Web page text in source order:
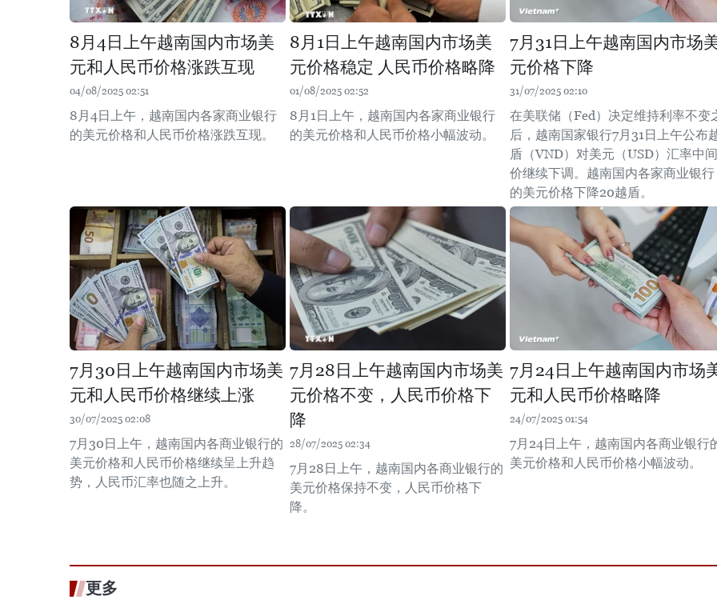
8月4日上午越南国内市场美
元和人民币价格涨跌互现
04/08/2025 02:51
8月4日上午，越南国内各家商业银行
的美元价格和人民币价格涨跌互现。
8月1日上午越南国内市场美
元价格稳定 人民币价格略降
01/08/2025 02:52
8月1日上午，越南国内各家商业银行
的美元价格和人民币价格小幅波动。
7月31日上午越南国内市场
元价格下降
31/07/2025 02:10
在美联储（Fed）决定维持利率不变
后，越南国家银行7月31日上午公布
盾（VND）对美元（USD）汇率中间
价继续下调。越南国内各家商业银行
的美元价格下降20越盾。
7月30日上午越南国内市场美
元和人民币价格继续上涨
30/07/2025 02:08
7月30日上午，越南国内各商业银行的
美元价格和人民币价格继续呈上升趋
势，人民币汇率也随之上升。
7月28日上午越南国内市场美
元价格不变，人民币价格下
降
28/07/2025 02:34
7月28日上午，越南国内各商业银行的
美元价格保持不变，人民币价格下
降。
7月24日上午越南国内市场
元和人民币价格略降
24/07/2025 01:54
7月24日上午，越南国内各商业银行
美元价格和人民币价格小幅波动。
更多